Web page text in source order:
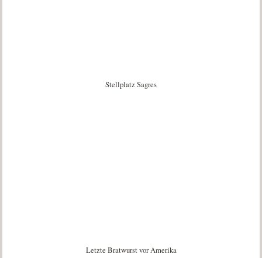
Stellplatz Sagres
Letzte Bratwurst vor Amerika